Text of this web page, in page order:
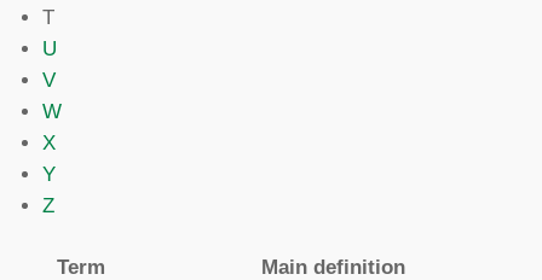
T
U
V
W
X
Y
Z
Term Main definition